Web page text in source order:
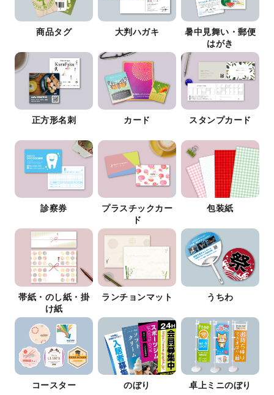
商品タグ 大判ハガキ
暑中見舞い・郵便
はがき
正方形名刺 カード スタンプカード
診察券
プラスチックカー
ド
包装紙
帯紙・のし紙・掛
け紙
ランチョンマット うちわ
コースター のぼり 卓上ミニのぼり